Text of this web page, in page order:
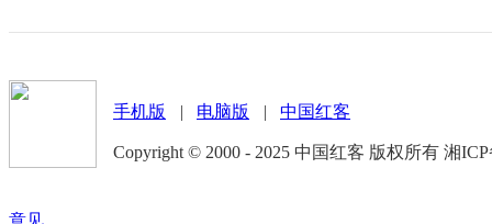
手机版 | 电脑版 | 中国红客
Copyright © 2000 - 2025 中国红客 版权所有 湘ICP